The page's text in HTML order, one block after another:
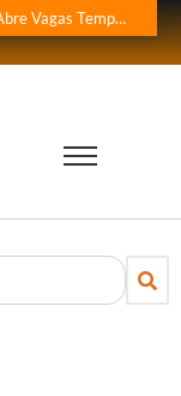
Surubim (PE) Abre Vagas Temporárias na Assistência Social
Concurso CREF 11 MS: Edital com 200 Vagas Lançado!
Concurso Monte Carlo SC: Salários até R$ 25.760 te Esperam!